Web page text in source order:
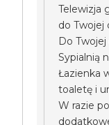
Telewizja
do Twojej
Do
Sypialnią
Łazienka
toaletę i
W razie